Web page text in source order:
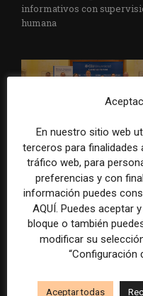
informativos con
humana
La Universidad CEU
Cardenal Herrera presenta
un informe con pautas para
informar sobre el suicidio
En nuestro sitio web
terceros para finalidades
tráfico web, para
preferencias y con
información puedes
AQUÍ. Puedes aceptar
bloque o también
modificar su
“Configuración
Aceptar todas